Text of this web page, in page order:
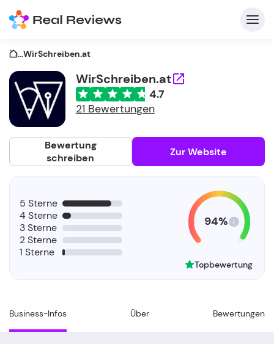
...WirSchreiben.at
WirSchreiben.at
4.7
21 Bewertungen
Bewertung
schreiben
Zur Website
Business-Infos Über Bewertungen
5 Sterne
4 Sterne
3 Sterne
2 Sterne
1 Sterne
94%
Topbewertung